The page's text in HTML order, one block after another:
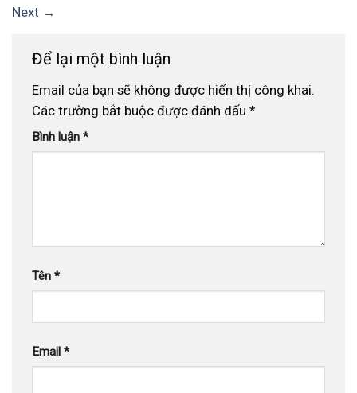
Next →
Để lại một bình luận
Email của bạn sẽ không được hiển thị công khai.
Các trường bắt buộc được đánh dấu *
Bình luận *
Tên *
Email *